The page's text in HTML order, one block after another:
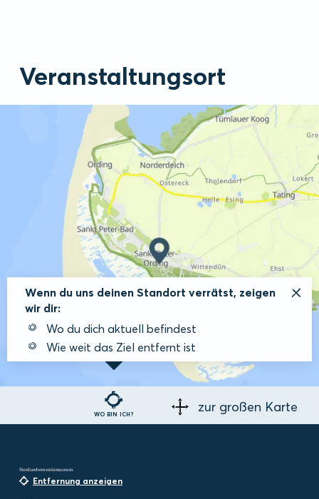
Veranstaltungsort
WO BIN ICH?
Wenn du uns deinen Standort verrätst, zeigen
wir dir:
Wo du dich aktuell befindest
Wie weit das Ziel entfernt ist
zur großen Karte
Nordseebernsteinmuseum
Entfernung anzeigen